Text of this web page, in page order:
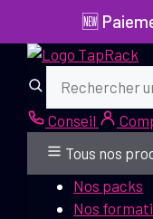
contenu
🆕
Conseil
Tous nos
Nos packs
Nos